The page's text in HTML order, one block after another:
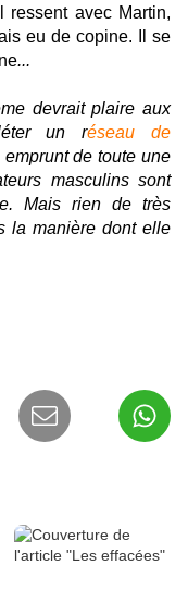
ressent avec Martin,
eu de copine. Il se
...
devrait plaire aux
un réseau de
de toute une
masculins sont
Mais rien de très
la manière dont elle